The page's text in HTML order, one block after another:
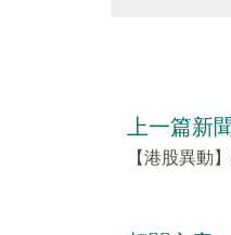
上一篇新
【港股異動